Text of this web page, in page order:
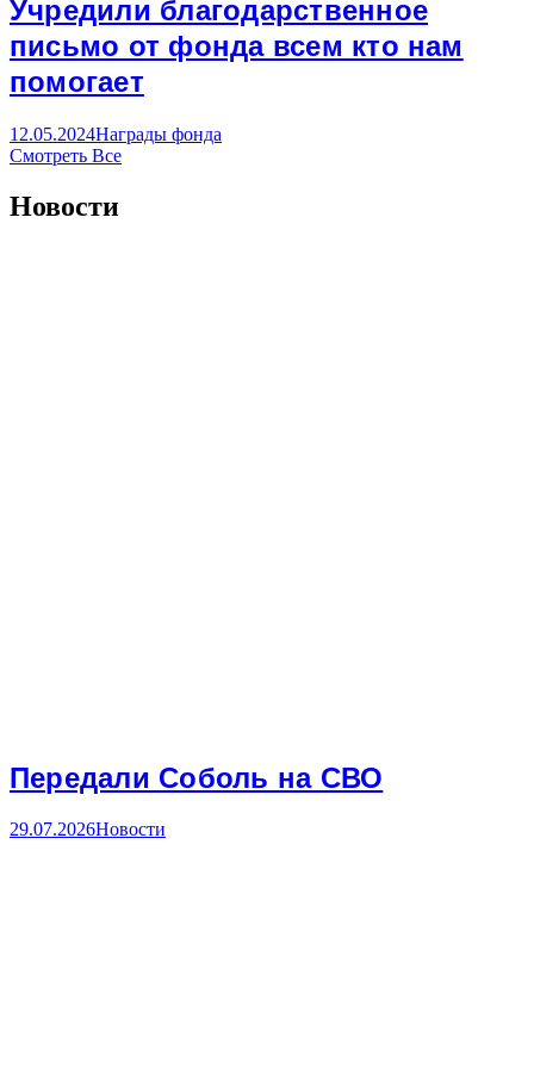
Учредили благодарственное
письмо от фонда всем кто нам
помогает
12.05.2024Награды фонда
Смотреть Все
Новости
Передали Соболь на СВО
29.07.2026Новости